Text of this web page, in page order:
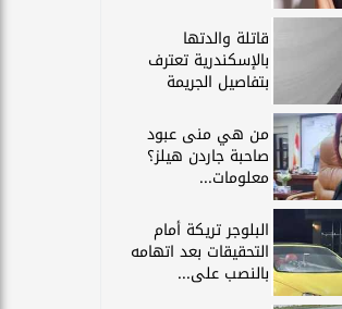
قاتلة والدتها
بالإسكندرية تعترف
بتفاصيل الجريمة
من هي منى عبود
صاحبة جاردن هيلز؟
معلومات...
البلوجر تريكة أمام
التحقيقات بعد اتهامه
بالنصب على...